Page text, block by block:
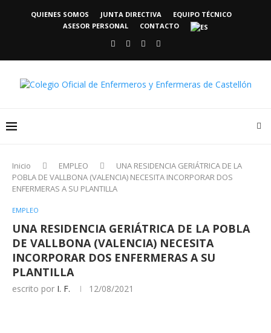
QUIENES SOMOS JUNTA DIRECTIVA
EQUIPO TÉCNICO
ASESOR PERSONAL
CONTACTO
Inicio EMPLEO
UNA RESIDENCIA GERIÁTRICA DE LA
POBLA DE VALLBONA (VALENCIA) NECESITA INCORPORAR DOS
ENFERMERAS A SU PLANTILLA
EMPLEO
UNA RESIDENCIA GERIÁTRICA DE LA POBLA
DE VALLBONA (VALENCIA) NECESITA
INCORPORAR DOS ENFERMERAS A SU
PLANTILLA
escrito por I. F. 12/08/2021